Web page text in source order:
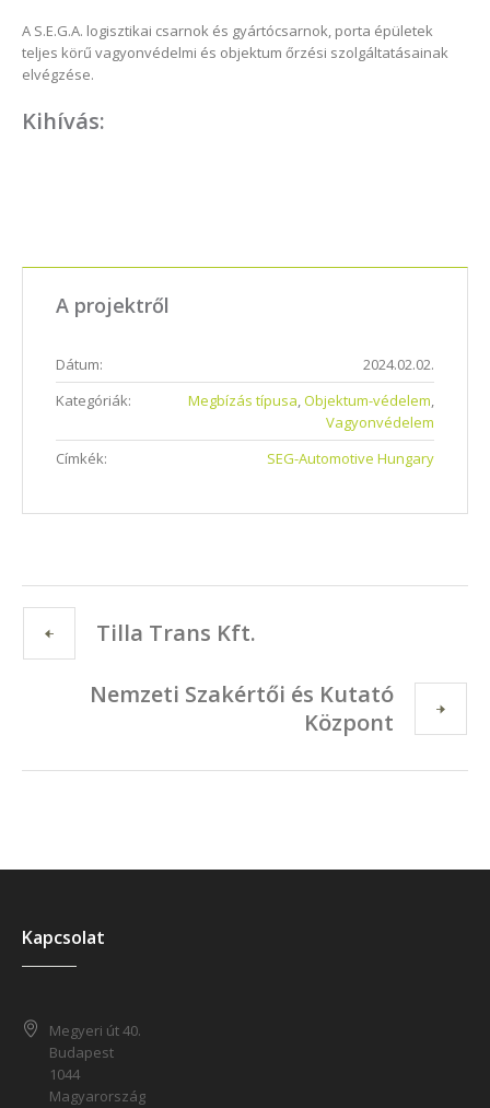
A S.E.G.A. logisztikai csarnok és gyártócsarnok, porta épületek
teljes körű vagyonvédelmi és objektum őrzési szolgáltatásainak
elvégzése.
Kihívás:
A projektről
Dátum:
2024.02.02.
Kategóriák:
Megbízás típusa,Objektum-védelem,
Vagyonvédelem
Címkék:
SEG-Automotive Hungary
Tilla Trans Kft.
Nemzeti Szakértői és Kutató
Központ
Kapcsolat
Megyeri út 40.
Budapest
1044
Magyarország